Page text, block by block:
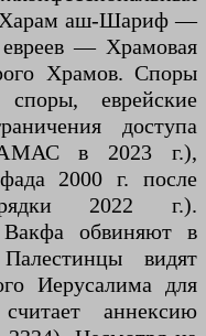
Харам аш-Шариф —
евреев — Храмовая
Храмов. Споры
еврейские
доступа
в 2023 г.),
2000 г. после
2022 г.).
Вакфа обвиняют в
видят
Иерусалима для
аннексию